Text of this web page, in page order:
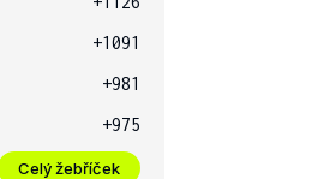
+1091
+981
+975
Celý žebříček